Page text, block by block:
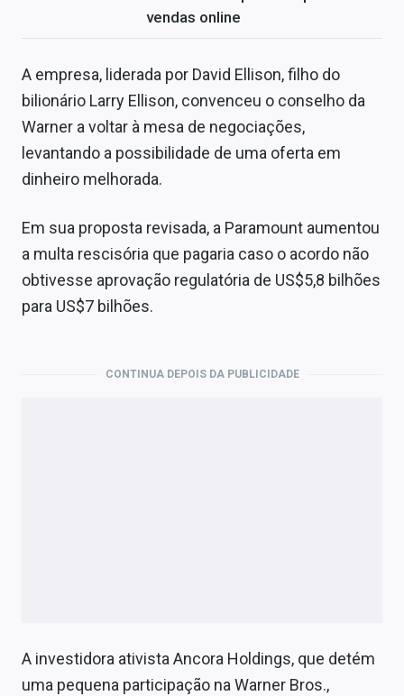
vendas online
A empresa, liderada por David Ellison, filho do
bilionário Larry Ellison, convenceu o conselho da
Warner a voltar à mesa de negociações,
levantando a possibilidade de uma oferta em
dinheiro melhorada.
Em sua proposta revisada, a Paramount aumentou
a multa rescisória que pagaria caso o acordo não
obtivesse aprovação regulatória de US$5,8 bilhões
para US$7 bilhões.
CONTINUA DEPOIS DA PUBLICIDADE
A investidora ativista Ancora Holdings, que detém
uma pequena participação na Warner Bros.,